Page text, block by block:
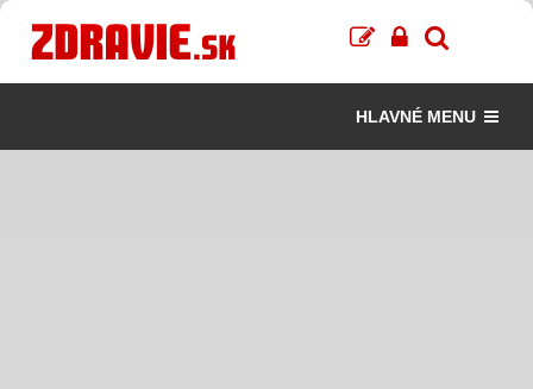
HLAVNÉ MENU